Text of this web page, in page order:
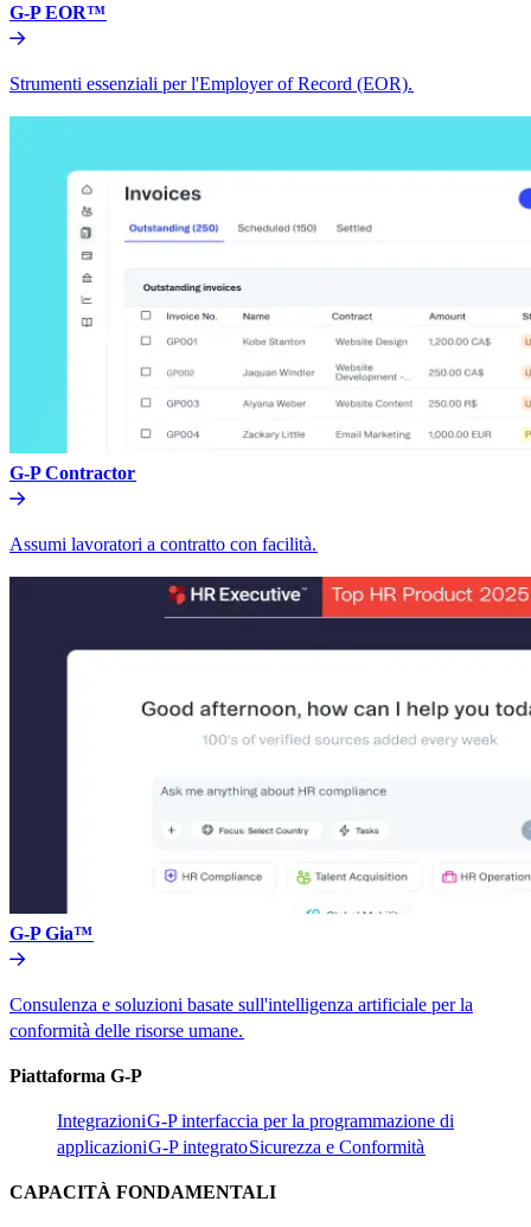
G-P EOR™​​
Strumenti essenziali per l'Employer of Record (EOR).​​
G-P Contractor​​
Assumi lavoratori a contratto con facilità.​​
G-P Gia™​​
Consulenza e soluzioni basate sull'intelligenza artificiale per la
conformità delle risorse umane.​​
Piattaforma G-P​​
Integrazioni​​G-P interfaccia per la programmazione di
applicazioni​​G-P integrato​​Sicurezza e Conformità​​
CAPACITÀ FONDAMENTALI​​